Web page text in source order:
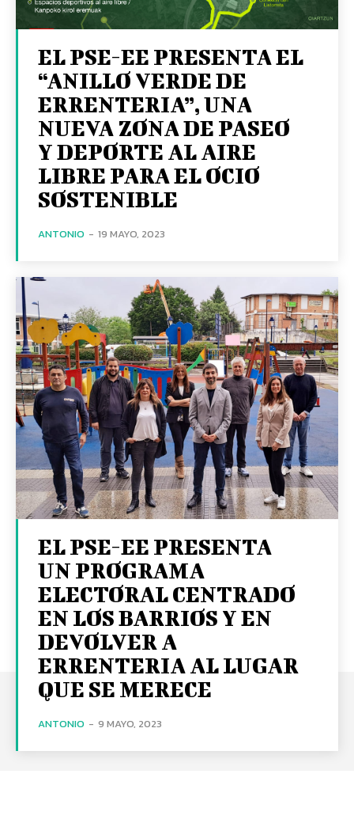
EL PSE-EE PRESENTA EL
“ANILLO VERDE DE
ERRENTERIA”, UNA
NUEVA ZONA DE PASEO
Y DEPORTE AL AIRE
LIBRE PARA EL OCIO
SOSTENIBLE
ANTONIO - 19 MAYO, 2023
EL PSE-EE PRESENTA
UN PROGRAMA
ELECTORAL CENTRADO
EN LOS BARRIOS Y EN
DEVOLVER A
ERRENTERIA AL LUGAR
QUE SE MERECE
ANTONIO - 9 MAYO, 2023